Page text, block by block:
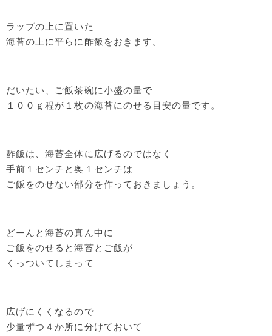
ラップの上に置いた
海苔の上に平らに酢飯をおきます。
だいたい、ご飯茶碗に小盛の量で
１００ｇ程が１枚の海苔にのせる目安の量です。
酢飯は、海苔全体に広げるのではなく
手前１センチと奥１センチは
ご飯をのせない部分を作っておきましょう。
どーんと海苔の真ん中に
ご飯をのせると海苔とご飯が
くっついてしまって
広げにくくなるので
少量ずつ４か所に分けておいて